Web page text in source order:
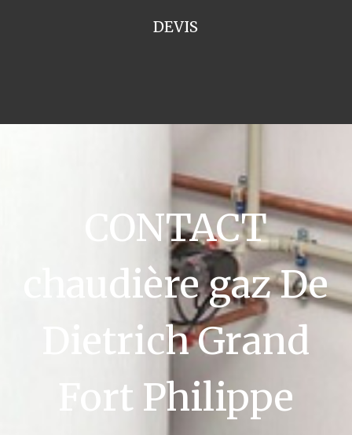
DEVIS
CONTACT
chaudière gaz De
Dietrich Grand
Fort Philippe